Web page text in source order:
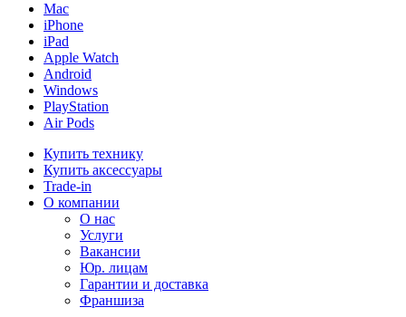
Mac
iPhone
iPad
Apple Watch
Android
Windows
PlayStation
Air Pods
Купить технику
Купить аксессуары
Trade-in
О компании
О нас
Услуги
Вакансии
Юр. лицам
Гарантии и доставка
Франшиза